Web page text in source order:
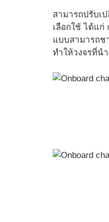
สามารถปรับเ
เลือกใช้ ได้แ
แบบสามารถช
ทำให้วงจรที่น